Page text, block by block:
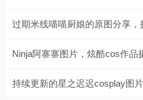
过期米线喵喵厨娘的原图分享
Ninja阿寨寨图片，炫酷cos作品
持续更新的星之迟迟cosplay图